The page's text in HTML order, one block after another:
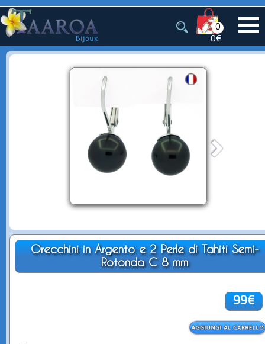
0
0€
Orecchini in Argento e 2 Perle di Tahiti Semi-
Rotonda C 8 mm
99€